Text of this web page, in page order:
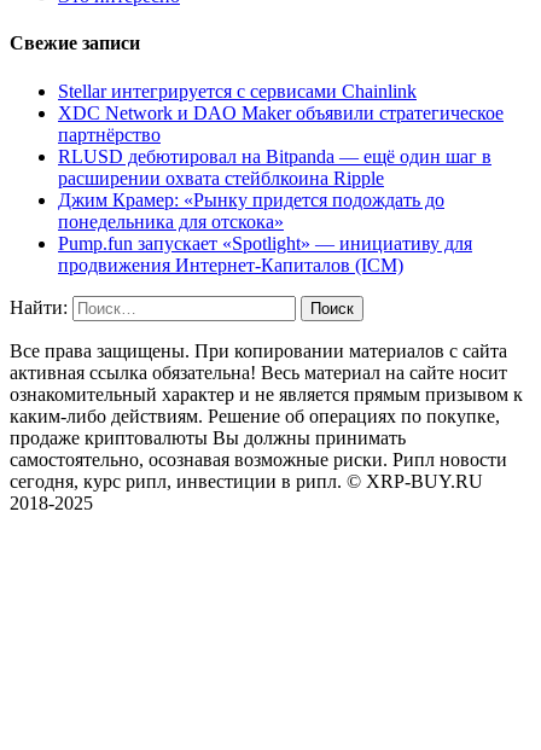
Свежие записи
Stellar интегрируется с сервисами Chainlink
XDC Network и DAO Maker объявили стратегическое
партнёрство
RLUSD дебютировал на Bitpanda — ещё один шаг в
расширении охвата стейблкоина Ripple
Джим Крамер: «Рынку придется подождать до
понедельника для отскока»
Pump.fun запускает «Spotlight» — инициативу для
продвижения Интернет-Капиталов (ICM)
Найти:
Все права защищены. При копировании материалов с сайта
активная ссылка обязательна! Весь материал на сайте носит
ознакомительный характер и не является прямым призывом к
каким-либо действиям. Решение об операциях по покупке,
продаже криптовалюты Вы должны принимать
самостоятельно, осознавая возможные риски. Рипл новости
сегодня, курс рипл, инвестиции в рипл. © XRP-BUY.RU
2018-2025